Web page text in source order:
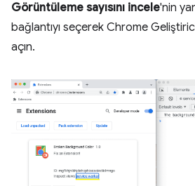
Görüntüleme sayısını incele'nin
bağlantıyı seçerek Chrome
açın.